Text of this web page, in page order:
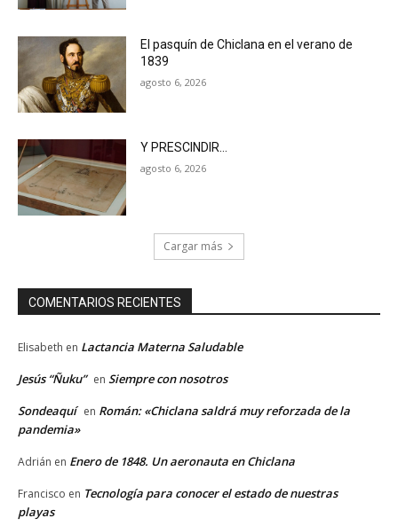
El pasquín de Chiclana en el verano de
1839
agosto 6, 2026
Y PRESCINDIR…
agosto 6, 2026
Cargar más
COMENTARIOS RECIENTES
Elisabeth en Lactancia Materna Saludable
Jesús “Ñuku” en Siempre con nosotros
Sondeaquí en Román: «Chiclana saldrá muy reforzada de la
pandemia»
Adrián en Enero de 1848. Un aeronauta en Chiclana
Francisco en Tecnología para conocer el estado de nuestras
playas